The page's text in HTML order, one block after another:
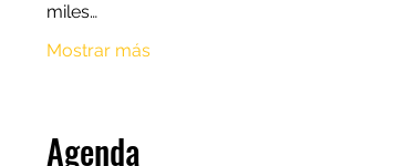
miles…
Mostrar más
Agenda